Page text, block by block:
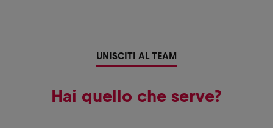
UNISCITI AL TEAM
Hai quello che serve?